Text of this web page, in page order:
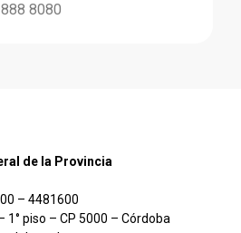
8080
de la Provincia
– 4481600
1° piso – CP 5000 – Córdoba